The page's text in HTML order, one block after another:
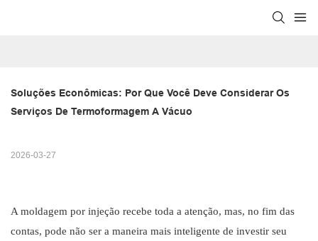
Soluções Econômicas: Por Que Você Deve Considerar Os
Serviços De Termoformagem A Vácuo
2026-03-27
A moldagem por injeção recebe toda a atenção, mas, no fim das
contas, pode não ser a maneira mais inteligente de investir seu